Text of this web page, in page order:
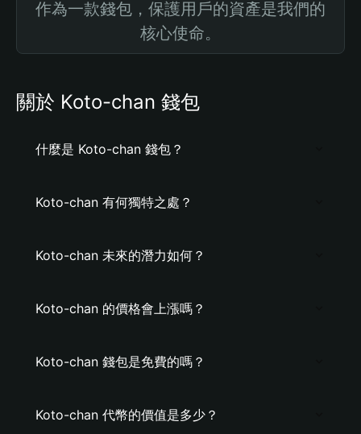
作為一款錢包，保護用戶的資產是我們的
核心使命。
關於 Koto-chan 錢包
什麼是 Koto-chan 錢包？
Koto-chan 有何獨特之處？
Koto-chan 未來的潛力如何？
Koto-chan 的價格會上漲嗎？
Koto-chan 錢包是免費的嗎？
Koto-chan 代幣的價值是多少？